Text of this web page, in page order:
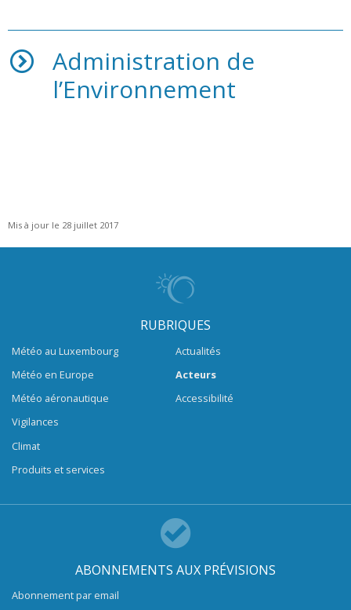
Administration de
l’Environnement
Mis à jour le 28 juillet 2017
RUBRIQUES
Météo au Luxembourg
Météo en Europe
Météo aéronautique
Vigilances
Climat
Produits et services
Actualités
Acteurs
Accessibilité
ABONNEMENTS AUX PRÉVISIONS
Abonnement par email